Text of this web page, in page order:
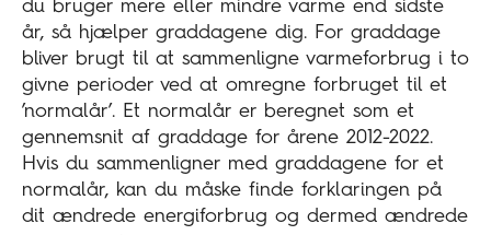
du bruger mere eller mindre varme end sidste
år, så hjælper graddagene dig. For graddage
bliver brugt til at sammenligne varmeforbrug i to
givne perioder ved at omregne forbruget til et
’normalår’. Et normalår er beregnet som et
gennemsnit af graddage for årene 2012-2022.
Hvis du sammenligner med graddagene for et
normalår, kan du måske finde forklaringen på
dit ændrede energiforbrug og dermed ændrede